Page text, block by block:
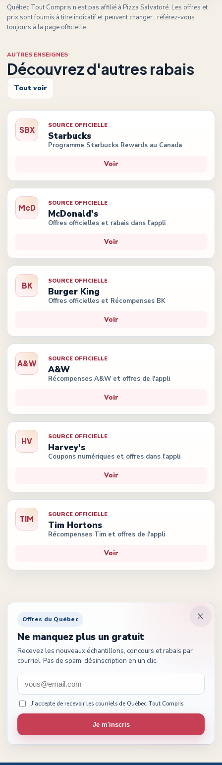
Québec Tout Compris n'est pas affilié à Pizza Salvatoré. Les offres et
prix sont fournis à titre indicatif et peuvent changer ; référez-vous
toujours à la page officielle.
AUTRES ENSEIGNES
Découvrez d'autres rabais
Tout voir
SBX SOURCE OFFICIELLE
Starbucks
Programme Starbucks Rewards au Canada
Voir
McD SOURCE OFFICIELLE
McDonald's
Offres officielles et rabais dans l'appli
Voir
BK SOURCE OFFICIELLE
Burger King
Offres officielles et Récompenses BK
Voir
A&W SOURCE OFFICIELLE
A&W
Récompenses A&W et offres de l'appli
Voir
HV SOURCE OFFICIELLE
Harvey's
Coupons numériques et offres dans l'appli
Voir
TIM SOURCE OFFICIELLE
Tim Hortons
Récompenses Tim et offres de l'appli
Voir
Offres du Québec
Ne manquez plus un gratuit
Recevez les nouveaux échantillons, concours et rabais par
courriel. Pas de spam, désinscription en un clic.
J'accepte de recevoir les courriels de Québec Tout Compris.
Je m'inscris